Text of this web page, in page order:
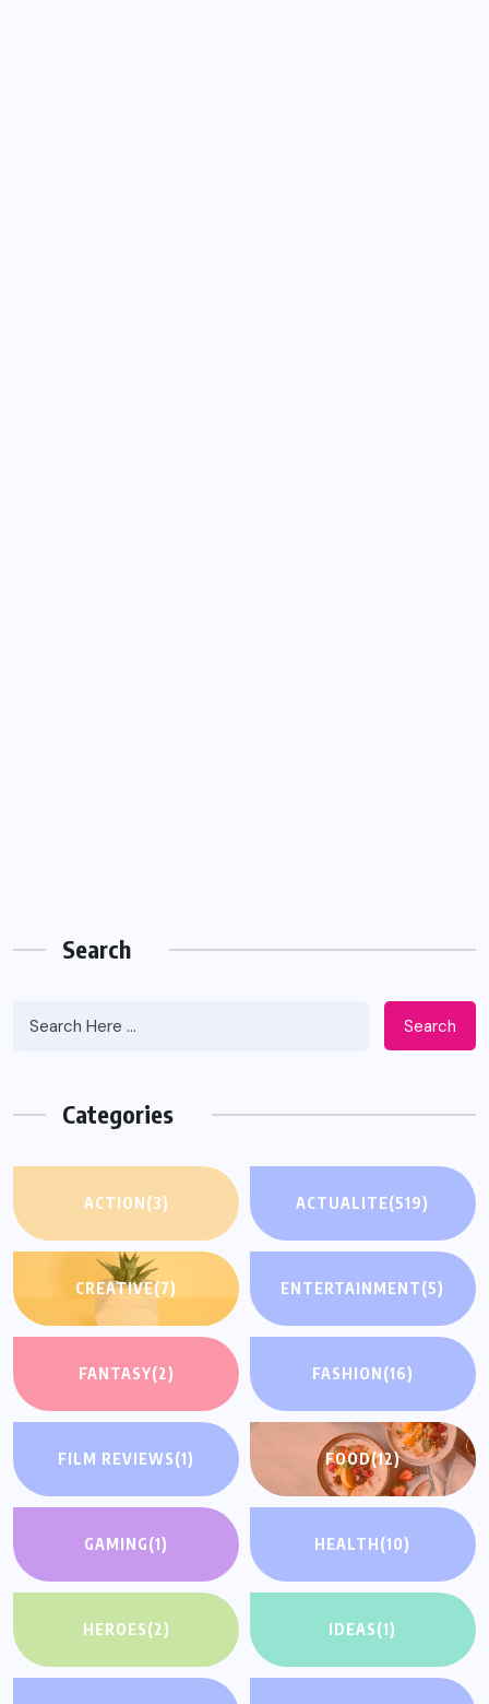
Search
Search
Categories
ACTION(3) ACTUALITE(519)
CREATIVE(7) ENTERTAINMENT(5)
FANTASY(2) FASHION(16)
FILM REVIEWS(1) FOOD(12)
GAMING(1) HEALTH(10)
HEROES(2) IDEAS(1)